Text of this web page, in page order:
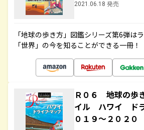
2021.06.18 発売
「地球の歩き方」図鑑シリーズ第6弾は
「世界」の今を知ることができる一冊！
Ｒ０６ 地球の歩
イル ハワイ ド
０１９～２０２０